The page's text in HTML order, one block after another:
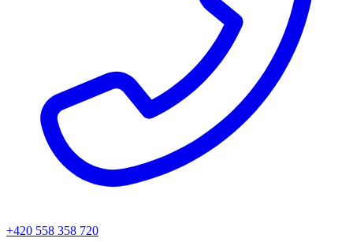
+420 558 358 720